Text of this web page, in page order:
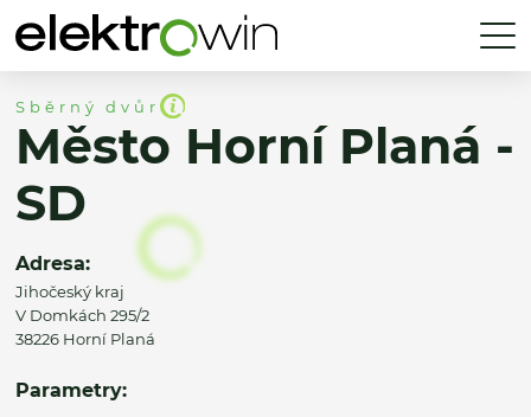
Sběrný dvůr
Město Horní Planá -
SD
Adresa:
Jihočeský kraj
V Domkách 295/2
38226 Horní Planá
Parametry: